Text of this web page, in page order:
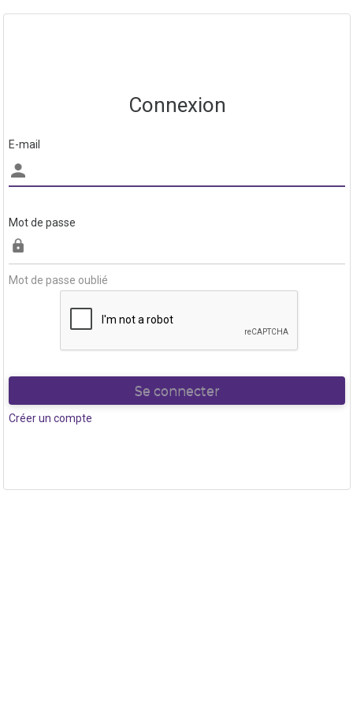
Connexion
E-mail
Mot de passe
Mot de passe oublié
Se connecter
Créer un compte